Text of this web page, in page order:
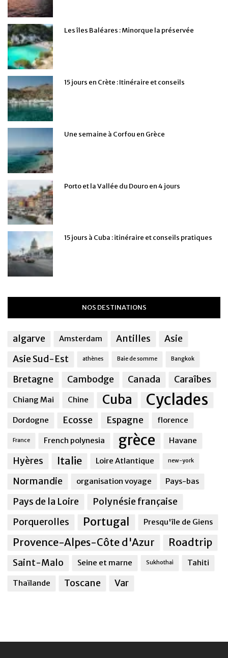
Les îles Baléares : Minorque la préservée
15 jours en Crète : Itinéraire et conseils
Une semaine à Corfou en Grèce
Porto et la Vallée du Douro en 4 jours
15 jours à Cuba : itinéraire et conseils pratiques
NOS DESTINATIONS
algarve Amsterdam Antilles
Asie
Asie Sud-Est
athènes Baie de somme Bangkok
Bretagne Cambodge Canada Caraîbes
Chiang Mai Chine Cuba Cyclades
Dordogne Ecosse Espagne florence
France French polynesia grèce Havane
Hyères Italie Loire Atlantique new-york
Normandie organisation voyage Pays-bas
Pays de la Loire
Polynésie française
Porquerolles
Portugal Presqu'île de Giens
Provence-Alpes-Côte d'Azur Roadtrip
Saint-Malo Seine et marne Sukhothai Tahiti
Thaïlande Toscane Var